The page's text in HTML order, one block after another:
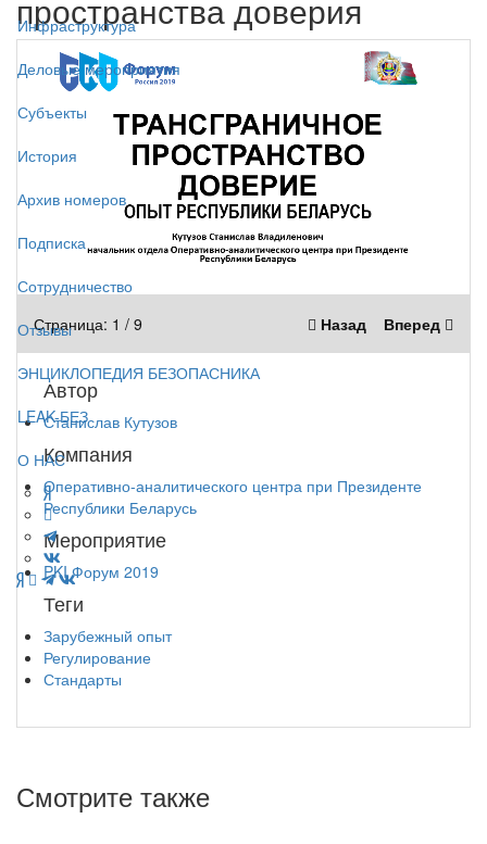
Инфраструктура
Деловые мероприятия
Субъекты
История
Архив номеров
Подписка
Сотрудничество
Отзывы
ЭНЦИКЛОПЕДИЯ БЕЗОПАСНИКА
LEAK-БЕЗ
О НАС
пространства доверия
Страница: 1 / 9 Вперед
Назад
Автор
Станислав Кутузов
Компания
Оперативно-аналитического центра при Президенте
Республики Беларусь
Мероприятие
PKI Форум 2019
Теги
Зарубежный опыт
Регулирование
Стандарты
Смотрите также